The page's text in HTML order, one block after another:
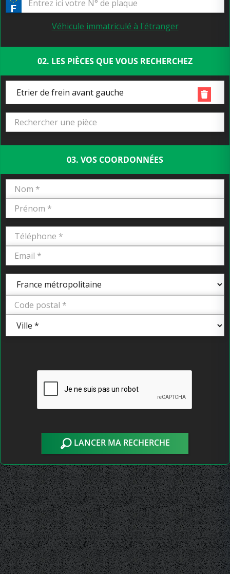
Véhicule immatriculé à l'étranger
02. LES PIÈCES QUE VOUS RECHERCHEZ
Etrier de frein avant gauche
03. VOS COORDONNÉES
LANCER MA RECHERCHE